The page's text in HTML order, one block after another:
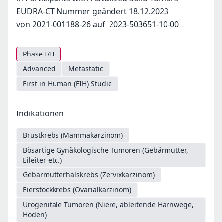
EUDRA-CT Nummer geändert 18.12.2023
von 2021-001188-26 auf 2023-503651-10-00
Phase I/II
Advanced
Metastatic
First in Human (FIH) Studie
Indikationen
Brustkrebs (Mammakarzinom)
Bösartige Gynäkologische Tumoren (Gebärmutter,
Eileiter etc.)
Gebärmutterhalskrebs (Zervixkarzinom)
Eierstockkrebs (Ovarialkarzinom)
Urogenitale Tumoren (Niere, ableitende Harnwege,
Hoden)